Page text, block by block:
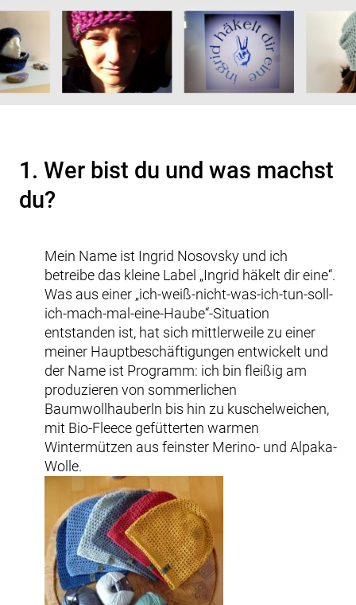
1. Wer bist du und was machst
du?
Mein Name ist Ingrid Nosovsky und ich
betreibe das kleine Label „Ingrid häkelt dir eine“.
Was aus einer „ich-weiß-nicht-was-ich-tun-soll-
ich-mach-mal-eine-Haube“-Situation
entstanden ist, hat sich mittlerweile zu einer
meiner Hauptbeschäftigungen entwickelt und
der Name ist Programm: ich bin fleißig am
produzieren von sommerlichen
Baumwollhauberln bis hin zu kuschelweichen,
mit Bio-Fleece gefütterten warmen
Wintermützen aus feinster Merino- und Alpaka-
Wolle.